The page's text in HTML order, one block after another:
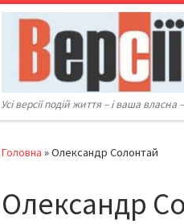
Усі версії подій життя – і ваша власна
Головна »Олександр Солонтай
Олександр